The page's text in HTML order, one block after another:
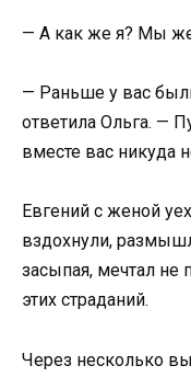
— А как же я? Мы же
— Раньше у вас
ответила Ольга. —
вместе вас никуда
Евгений с женой
вздохнули,
засыпая, мечтал не
этих страданий.
Через несколько